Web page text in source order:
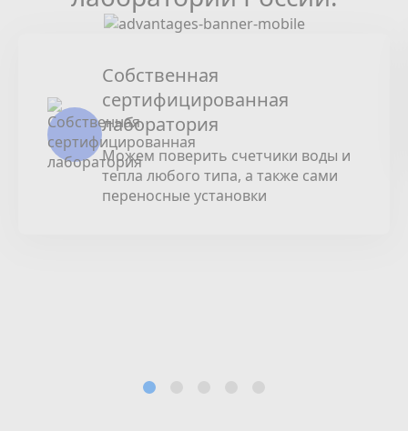
Собственная
сертифицированная
лаборатория
Можем поверить счетчики воды и
тепла любого типа, а также сами
переносные установки